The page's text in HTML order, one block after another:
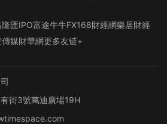
匯IPO富途牛牛FX168財經網樂居財經
媒財華網更多友链+
街3號萬迪廣場19H